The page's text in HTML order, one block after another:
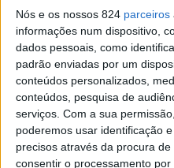
Nós e os nossos 824 parceiros
informações num dispositivo,
dados pessoais, como
padrão enviadas por um
conteúdos personalizados,
conteúdos, pesquisa de
serviços. Com a sua
poderemos usar identificação
precisos através da procura
consentir o processamento
Um idoso de 81 anos